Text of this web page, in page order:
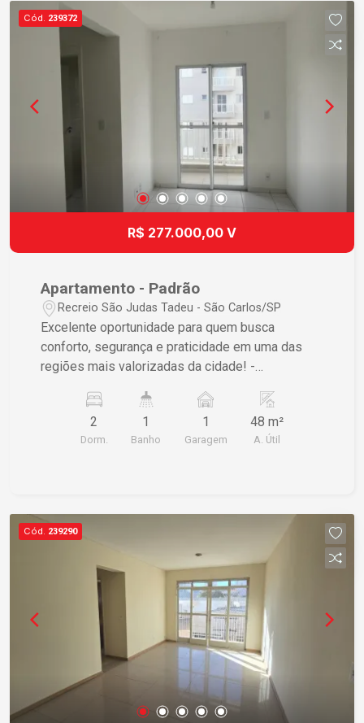
conhecer este excelente imóvel!
Cód. 239372
R$ 277.000,00 V
Apartamento - Padrão
Recreio São Judas Tadeu - São Carlos/SP
Excelente oportunidade para quem busca
conforto, segurança e praticidade em uma das
regiões mais valorizadas da cidade! -
14º andar Sala de estar Cozinha Sacada 2
dormitórios 1 banheiro 1 vaga de garagem
coberta - Infraestrutura completa de lazer:
veículos - Segurança e comodidade: Portaria 24
horas Sistema de reconhecimento facial em todo
o condomínio Elevador social e de serviço Um
imóvel moderno, em localização estratégica e
com uma estrutura completa para proporcionar
qualidade de vida para toda a família. Entre em
contato para mais informações e agende sua
2
Dorm.
1
Banho
1
Garagem
48 m²
A. Útil
Cód. 239290